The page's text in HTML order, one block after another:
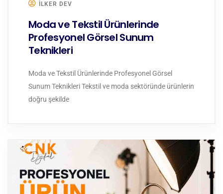
ILKER DEV
Moda ve Tekstil Ürünlerinde
Profesyonel Görsel Sunum
Teknikleri
Moda ve Tekstil Ürünlerinde Profesyonel Görsel
Sunum Teknikleri Tekstil ve moda sektöründe ürünlerin
doğru şekilde